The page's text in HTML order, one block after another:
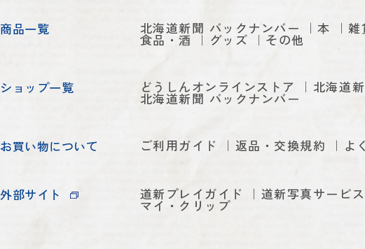
商品一覧 北海道新聞 バックナンバー 本 雑
食品・酒 グッズ その他
ショップ一覧 どうしんオンラインストア 北海道
北海道新聞 バックナンバー
お買い物について ご利用ガイド 返品・交換規約 よ
外部サイト 道新プレイガイド 道新写真サービス
マイ・クリップ